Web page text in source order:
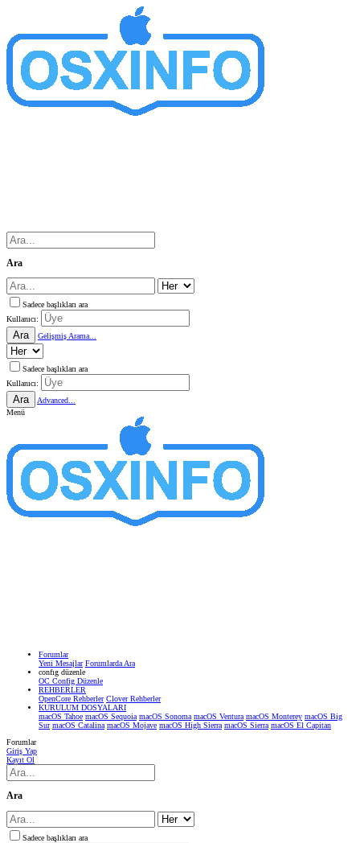
Ara
Sadece başlıkları ara
Kullanıcı:
Ara Gelişmiş Arama...
Sadece başlıkları ara
Kullanıcı:
Ara
Advanced...
Menü
Forumlar
Yeni Mesajlar Forumlarda Ara
confıg düzenle
OC Config Düzenle
REHBERLER
OpenCore Rehberler Clover Rehberler
KURULUM DOSYALARI
macOS Tahoe macOS Sequoia macOS Sonoma macOS Ventura macOS Monterey macOS Big
Sur macOS Catalina macOS Mojave macOS High Sierra macOS Sierra macOS El Capitan
Forumlar
Giriş Yap
Kayıt Ol
Ara
Sadece başlıkları ara